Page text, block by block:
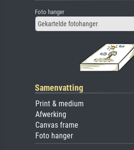
Foto hanger
Gekartelde fotohanger
Samenvatting
Print & medium
Afwerking
Canvas frame
Foto hanger